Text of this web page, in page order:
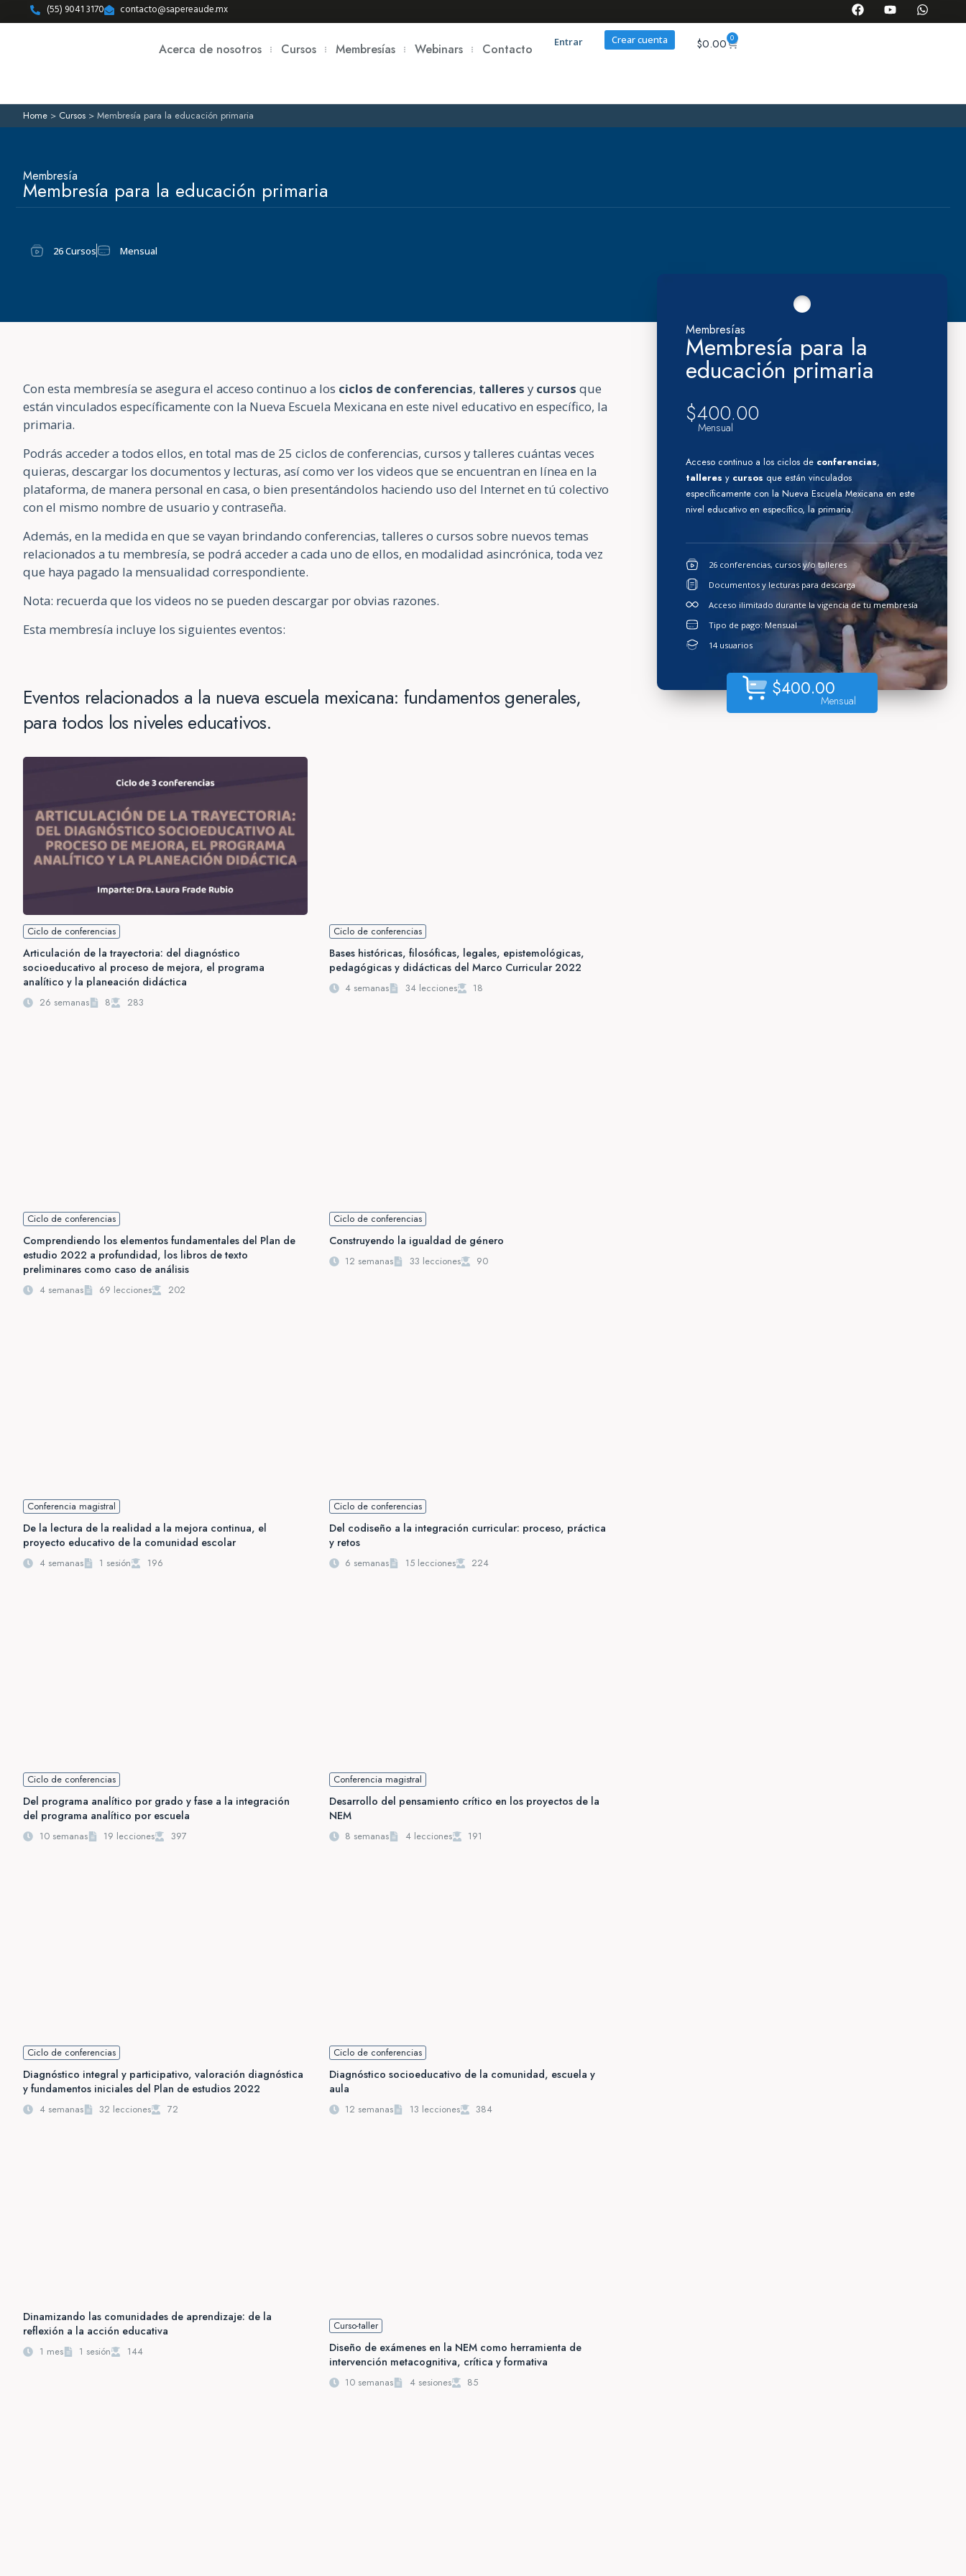
(55) 9041 3170 contacto@sapereaude.mx
Acerca de nosotros Cursos Membresías Webinars Contacto Entrar Crear cuenta $0.00 0
Home > Cursos > Membresía para la educación primaria
Membresía
Membresía para la educación primaria
26 Cursos Mensual
Con esta membresía se asegura el acceso continuo a los ciclos de conferencias, talleres y cursos que
están vinculados específicamente con la Nueva Escuela Mexicana en este nivel educativo en específico, la
primaria.
Podrás acceder a todos ellos, en total mas de 25 ciclos de conferencias, cursos y talleres cuántas veces
quieras, descargar los documentos y lecturas, así como ver los videos que se encuentran en línea en la
plataforma, de manera personal en casa, o bien presentándolos haciendo uso del Internet en tú colectivo
con el mismo nombre de usuario y contraseña.
Además, en la medida en que se vayan brindando conferencias, talleres o cursos sobre nuevos temas
relacionados a tu membresía, se podrá acceder a cada uno de ellos, en modalidad asincrónica, toda vez
que haya pagado la mensualidad correspondiente.
Nota: recuerda que los videos no se pueden descargar por obvias razones.
Esta membresía incluye los siguientes eventos:
Eventos relacionados a la nueva escuela mexicana: fundamentos generales,
para todos los niveles educativos.
Ciclo de conferencias
Articulación de la trayectoria: del diagnóstico
socioeducativo al proceso de mejora, el programa
analítico y la planeación didáctica
26 semanas 8 283
Ciclo de conferencias
Bases históricas, filosóficas, legales, epistemológicas,
pedagógicas y didácticas del Marco Curricular 2022
4 semanas 34 lecciones 18
Ciclo de conferencias
Comprendiendo los elementos fundamentales del Plan de
estudio 2022 a profundidad, los libros de texto
preliminares como caso de análisis
4 semanas 69 lecciones 202
Ciclo de conferencias
Construyendo la igualdad de género
12 semanas 33 lecciones 90
Conferencia magistral
De la lectura de la realidad a la mejora continua, el
proyecto educativo de la comunidad escolar
4 semanas 1 sesión 196
Ciclo de conferencias
Del codiseño a la integración curricular: proceso, práctica
y retos
6 semanas 15 lecciones 224
Ciclo de conferencias
Del programa analítico por grado y fase a la integración
del programa analítico por escuela
10 semanas 19 lecciones 397
Conferencia magistral
Desarrollo del pensamiento crítico en los proyectos de la
NEM
8 semanas 4 lecciones 191
Ciclo de conferencias
Diagnóstico integral y participativo, valoración diagnóstica
y fundamentos iniciales del Plan de estudios 2022
4 semanas 32 lecciones 72
Ciclo de conferencias
Diagnóstico socioeducativo de la comunidad, escuela y
aula
12 semanas 13 lecciones 384
Dinamizando las comunidades de aprendizaje: de la
reflexión a la acción educativa
1 mes 1 sesión 144
Curso-taller
Diseño de exámenes en la NEM como herramienta de
intervención metacognitiva, crítica y formativa
10 semanas 4 sesiones 85
Membresías
Membresía para la
educación primaria
$400.00
Mensual
Acceso continuo a los ciclos de conferencias,
talleres y cursos que están vinculados
específicamente con la Nueva Escuela Mexicana en este
nivel educativo en específico, la primaria.
26 conferencias, cursos y/o talleres
Documentos y lecturas para descarga
Acceso ilimitado durante la vigencia de tu membresía
Tipo de pago: Mensual
14 usuarios
$400.00
Mensual